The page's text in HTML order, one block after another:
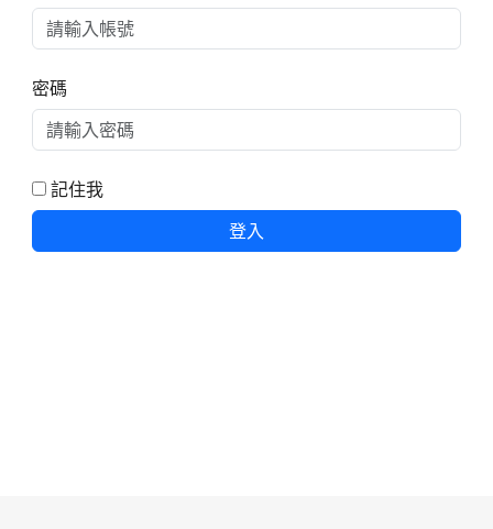
密碼
記住我
登入